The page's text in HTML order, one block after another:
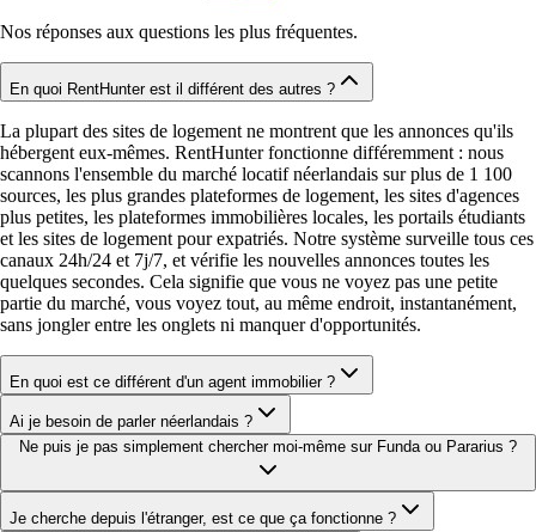
Nos réponses aux questions les plus fréquentes.
En quoi RentHunter est il différent des autres ?
La plupart des sites de logement ne montrent que les annonces qu'ils
hébergent eux-mêmes. RentHunter fonctionne différemment : nous
scannons l'ensemble du marché locatif néerlandais sur plus de 1 100
sources, les plus grandes plateformes de logement, les sites d'agences
plus petites, les plateformes immobilières locales, les portails étudiants
et les sites de logement pour expatriés. Notre système surveille tous ces
canaux 24h/24 et 7j/7, et vérifie les nouvelles annonces toutes les
quelques secondes. Cela signifie que vous ne voyez pas une petite
partie du marché, vous voyez tout, au même endroit, instantanément,
sans jongler entre les onglets ni manquer d'opportunités.
En quoi est ce différent d'un agent immobilier ?
Ai je besoin de parler néerlandais ?
Ne puis je pas simplement chercher moi-même sur Funda ou Pararius ?
Je cherche depuis l'étranger, est ce que ça fonctionne ?